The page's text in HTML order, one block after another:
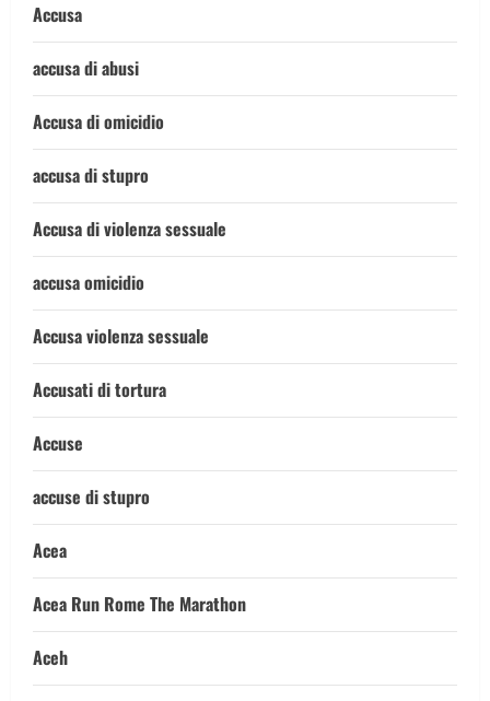
Accusa
accusa di abusi
Accusa di omicidio
accusa di stupro
Accusa di violenza sessuale
accusa omicidio
Accusa violenza sessuale
Accusati di tortura
Accuse
accuse di stupro
Acea
Acea Run Rome The Marathon
Aceh